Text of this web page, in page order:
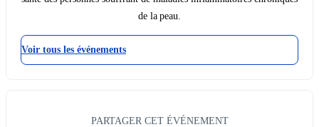
de la peau.
Voir tous les événements
PARTAGER CET ÉVÉNEMENT